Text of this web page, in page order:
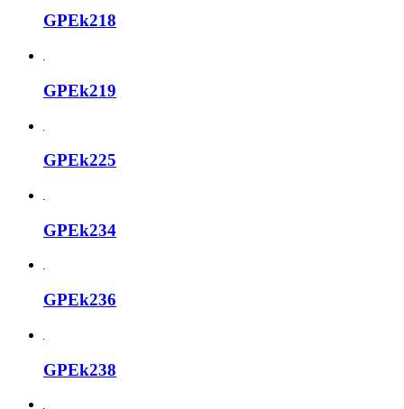
GPEk218
GPEk219
GPEk225
GPEk234
GPEk236
GPEk238